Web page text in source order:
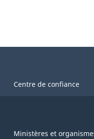
Centre de confiance
Ministères et